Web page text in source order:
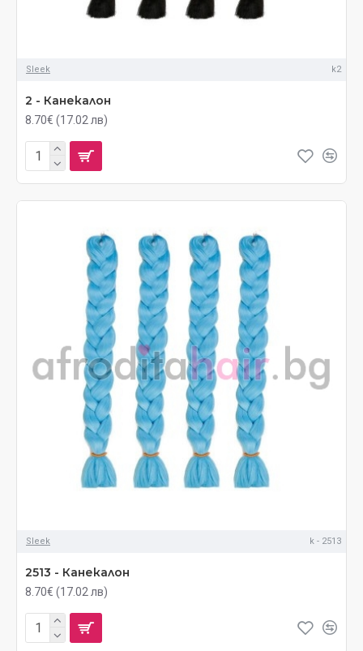
Sleek k2
2 - Канекалон
8.70€ (17.02 лв)
Sleek k - 2513
2513 - Канекалон
8.70€ (17.02 лв)